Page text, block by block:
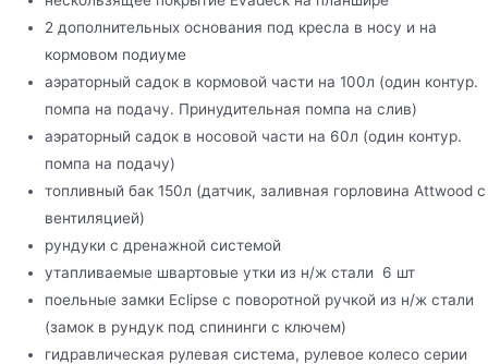
2 дополнительных основания под кресла в носу и на
кормовом подиуме
аэраторный садок в кормовой части на 100л (один контур.
помпа на подачу. Принудительная помпа на слив)
аэраторный садок в носовой части на 60л (один контур.
помпа на подачу)
топливный бак 150л (датчик, заливная горловина Attwood с
вентиляцией)
рундуки c дренажной системой
утапливаемые швартовые утки из н/ж стали 6 шт
поельные замки Eclipse с поворотной ручкой из н/ж стали
(замок в рундук под спининги с ключем)
гидравлическая рулевая система, рулевое колесо серии